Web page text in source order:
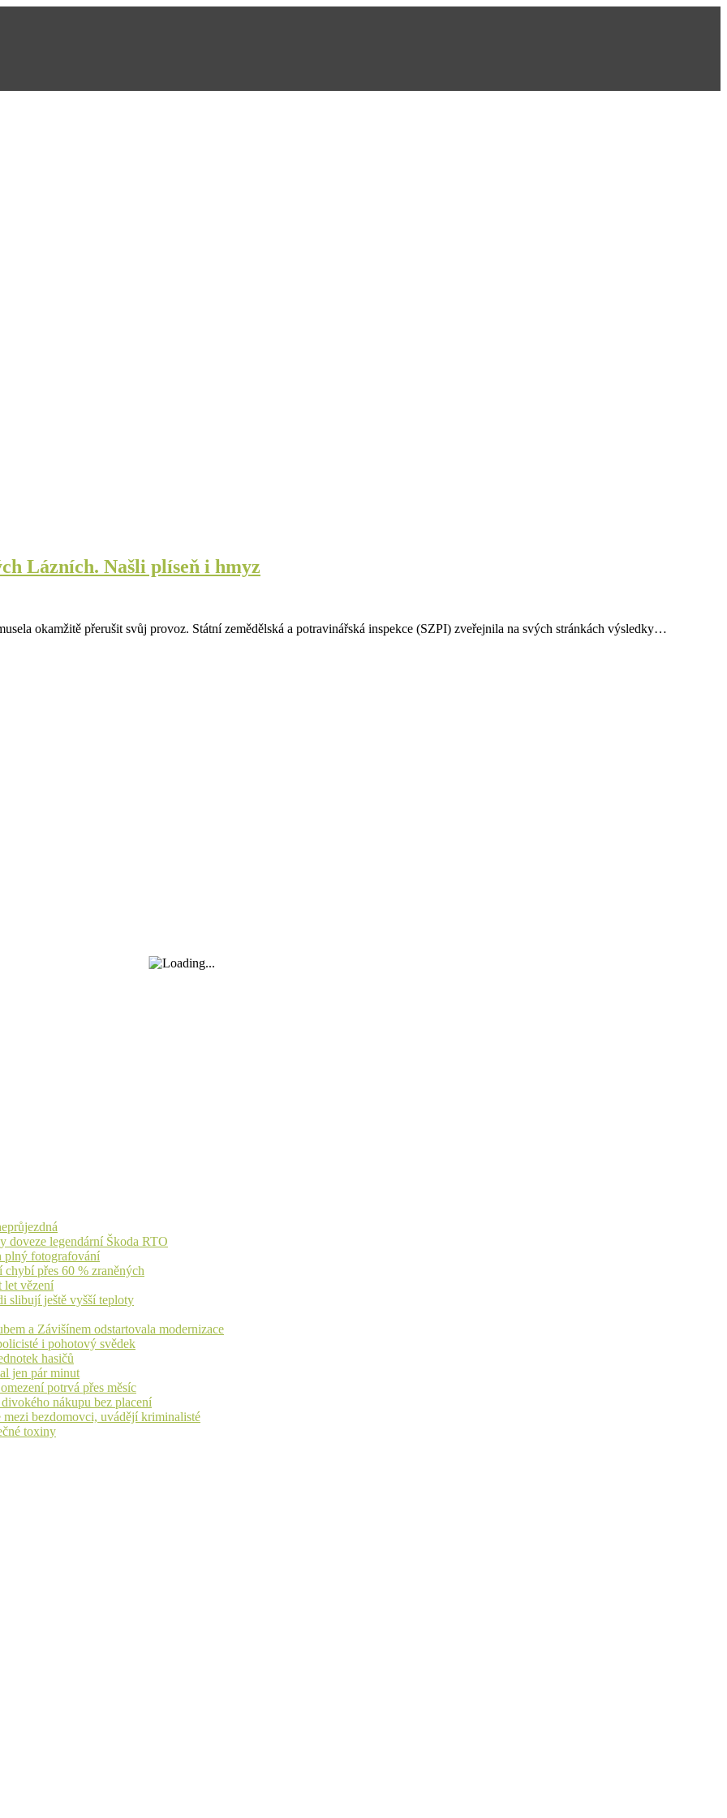
Lázních. Našli plíseň i hmyz
okamžitě přerušit svůj provoz. Státní zemědělská a potravinářská inspekce (SZPI) zveřejnila na svých stránkách výsledky…
doveze legendární Škoda RTO
plný fotografování
přes 60 % zraněných
let vězení
slibují ještě vyšší teploty
a Závišínem odstartovala modernizace
i pohotový svědek
hasičů
jen pár minut
potrvá přes měsíc
nákupu bez placení
bezdomovci, uvádějí kriminalisté
toxiny